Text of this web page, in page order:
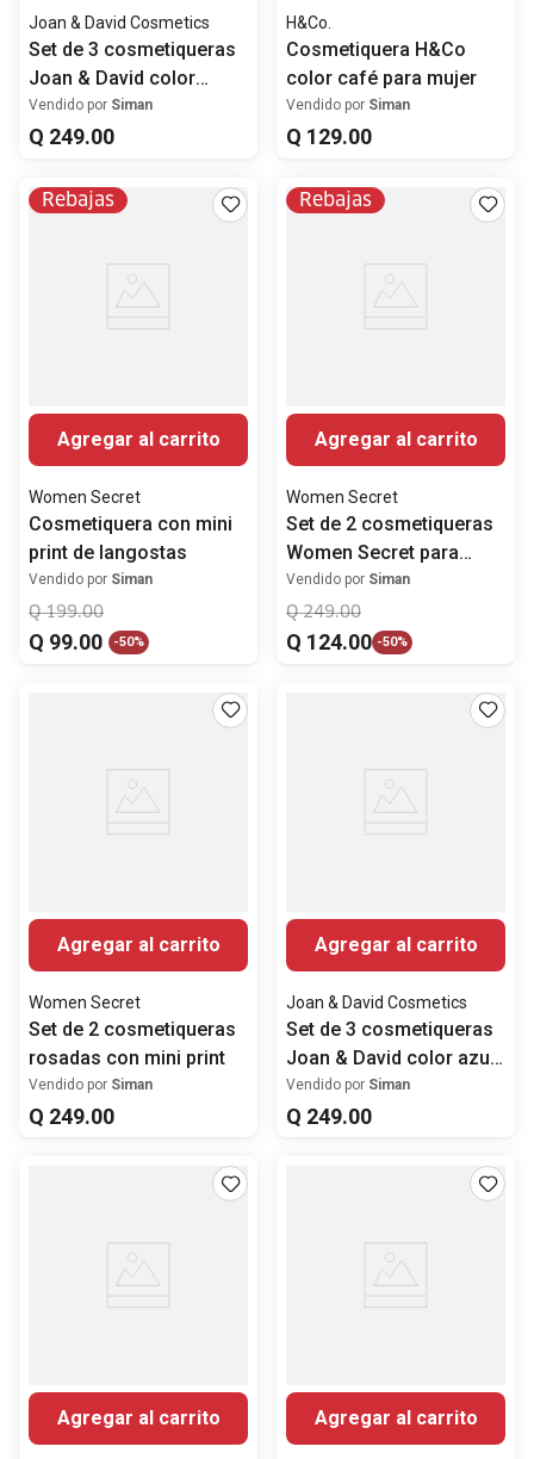
Joan & David Cosmetics
Set de 3 cosmetiqueras
Joan & David color
rosado para mujer
Vendido por Siman
Q 249.00
H&Co.
Cosmetiquera H&Co
color café para mujer
Vendido por Siman
Q 129.00
Rebajas
Agregar al carrito
Women Secret
Cosmetiquera con mini
print de langostas
Vendido por Siman
Q 199.00
Q 99.00 -50%
Rebajas
Agregar al carrito
Women Secret
Set de 2 cosmetiqueras
Women Secret para
mujer
Vendido por Siman
Q 249.00
Q 124.00 -50%
Agregar al carrito
Women Secret
Set de 2 cosmetiqueras
rosadas con mini print
Vendido por Siman
Q 249.00
Agregar al carrito
Joan & David Cosmetics
Set de 3 cosmetiqueras
Joan & David color azul
para mujer
Vendido por Siman
Q 249.00
Agregar al carrito Agregar al carrito